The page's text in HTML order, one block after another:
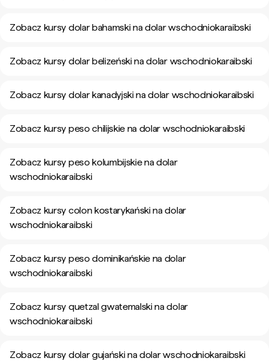
Zobacz kursy dolar bahamski na dolar wschodniokaraibski
Zobacz kursy dolar belizeński na dolar wschodniokaraibski
Zobacz kursy dolar kanadyjski na dolar wschodniokaraibski
Zobacz kursy peso chilijskie na dolar wschodniokaraibski
Zobacz kursy peso kolumbijskie na dolar
wschodniokaraibski
Zobacz kursy colon kostarykański na dolar
wschodniokaraibski
Zobacz kursy peso dominikańskie na dolar
wschodniokaraibski
Zobacz kursy quetzal gwatemalski na dolar
wschodniokaraibski
Zobacz kursy dolar gujański na dolar wschodniokaraibski